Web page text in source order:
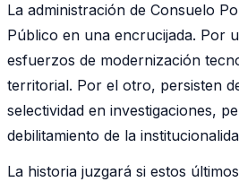
La administración de Consuelo
Público en una encrucijada. Por
esfuerzos de modernización
territorial. Por el otro, persisten
selectividad en investigaciones,
debilitamiento de la
La historia juzgará si estos